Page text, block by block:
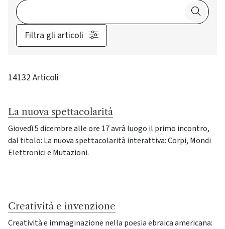
Filtra gli articoli
14132 Articoli
La nuova spettacolarità
Giovedì 5 dicembre alle ore 17 avrà luogo il primo incontro,
dal titolo: La nuova spettacolarità interattiva: Corpi, Mondi
Elettronici e Mutazioni.
Creatività e invenzione
Creatività e immaginazione nella poesia ebraica americana: